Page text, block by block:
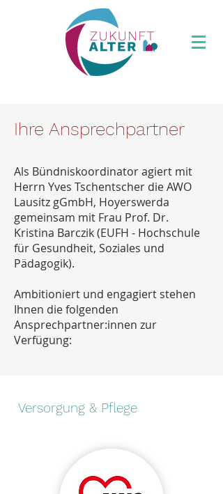
Ihre Ansprechpartner
Als Bündniskoordinator agiert mit
Herrn Yves Tschentscher die AWO
Lausitz gGmbH, Hoyerswerda
gemeinsam mit Frau Prof. Dr.
Kristina Barczik (EUFH - Hochschule
für Gesundheit, Soziales und
Pädagogik).
Ambitioniert und engagiert stehen
Ihnen die folgenden
Ansprechpartner:innen zur
Verfügung:
Versorgung & Pflege